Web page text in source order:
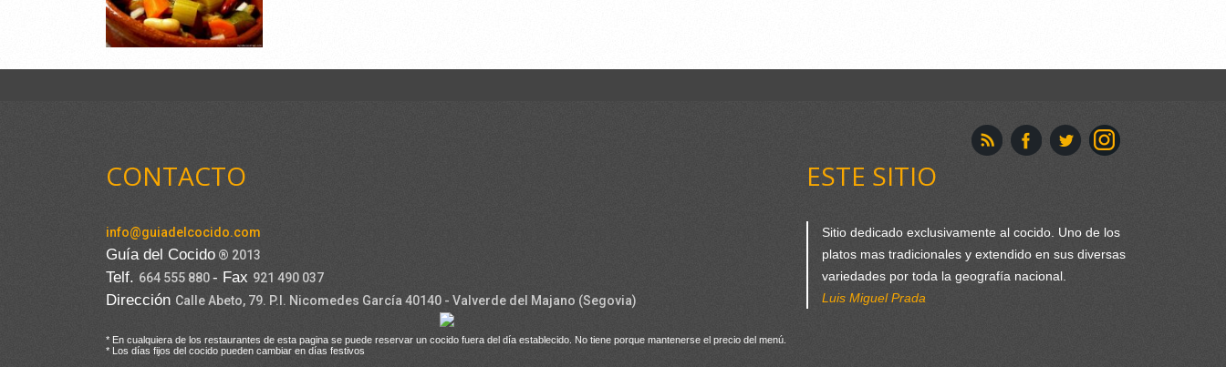
CONTACTO
info@guiadelcocido.com
Guía del Cocido ® 2013
Telf. 664 555 880- Fax 921 490 037
Dirección Calle Abeto, 79. P.I. Nicomedes García 40140 - Valverde del Majano (Segovia)
* En cualquiera de los restaurantes de esta pagina se puede reservar un cocido fuera del día establecido. No tiene porque mantenerse el precio del menú.
* Los días fijos del cocido pueden cambiar en días festivos
ESTE SITIO
Sitio dedicado exclusivamente al cocido. Uno de los
platos mas tradicionales y extendido en sus diversas
variedades por toda la geografía nacional.
Luis Miguel Prada